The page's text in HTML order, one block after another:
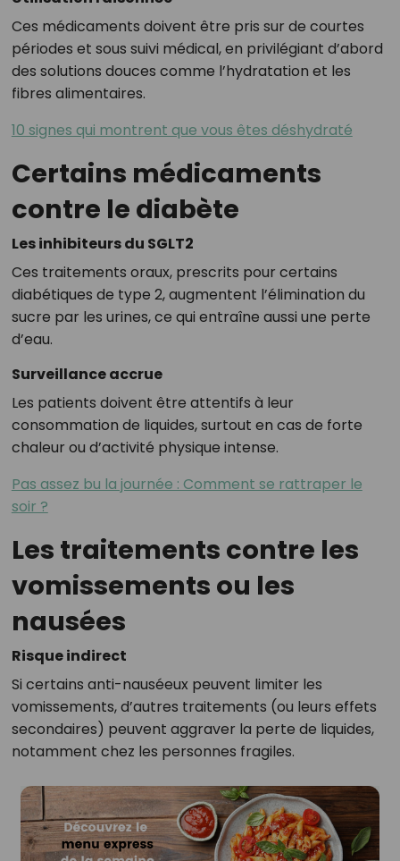
Ces médicaments doivent être pris sur de courtes
périodes et sous suivi médical, en privilégiant d’abord
des solutions douces comme l’hydratation et les
fibres alimentaires.
10 signes qui montrent que vous êtes déshydraté
Certains médicaments
contre le diabète
Les inhibiteurs du SGLT2
Ces traitements oraux, prescrits pour certains
diabétiques de type 2, augmentent l’élimination du
sucre par les urines, ce qui entraîne aussi une perte
d’eau.
Surveillance accrue
Les patients doivent être attentifs à leur
consommation de liquides, surtout en cas de forte
chaleur ou d’activité physique intense.
Pas assez bu la journée : Comment se rattraper le
soir ?
Les traitements contre les
vomissements ou les
nausées
Risque indirect
Si certains anti-nauséeux peuvent limiter les
vomissements, d’autres traitements (ou leurs effets
secondaires) peuvent aggraver la perte de liquides,
notamment chez les personnes fragiles.